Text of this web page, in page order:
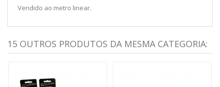
Vendido ao metro linear.
15 OUTROS PRODUTOS DA MESMA CATEGORIA: